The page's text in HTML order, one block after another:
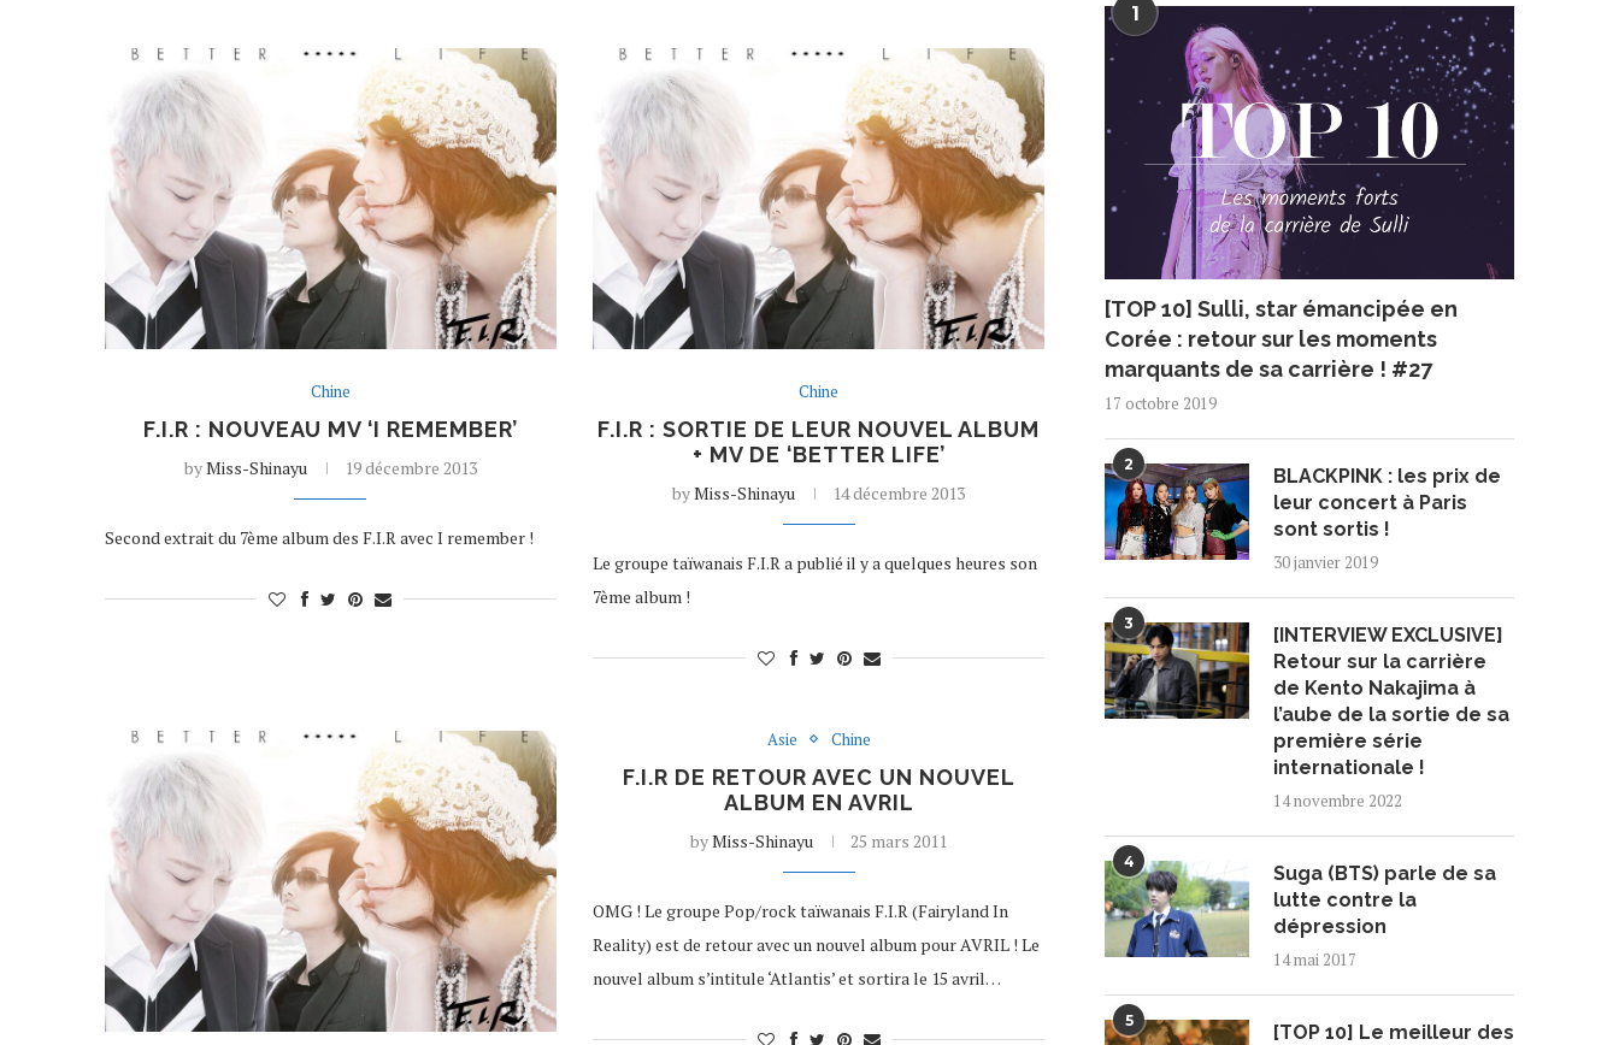
Chine
F.I.R : NOUVEAU MV ‘I REMEMBER’
byMiss-Shinayu 19 décembre 2013
Second extrait du 7ème album des F.I.R avec I remember !
Chine
F.I.R : SORTIE DE LEUR NOUVEL ALBUM
+ MV DE ‘BETTER LIFE’
byMiss-Shinayu 14 décembre 2013
Le groupe taïwanais F.I.R a publié il y a quelques heures son
7ème album !
Asie Chine
F.I.R DE RETOUR AVEC UN NOUVEL
ALBUM EN AVRIL
byMiss-Shinayu 25 mars 2011
OMG ! Le groupe Pop/rock taïwanais F.I.R (Fairyland In
Reality) est de retour avec un nouvel album pour AVRIL ! Le
nouvel album s’intitule ‘Atlantis’ et sortira le 15 avril…
1
[TOP 10] Sulli, star émancipée en
Corée : retour sur les moments
marquants de sa carrière ! #27
17 octobre 2019
2
BLACKPINK : les prix de
leur concert à Paris
sont sortis !
30 janvier 2019
3
[INTERVIEW EXCLUSIVE]
Retour sur la carrière
de Kento Nakajima à
l’aube de la sortie de sa
première série
internationale !
14 novembre 2022
4
Suga (BTS) parle de sa
lutte contre la
dépression
14 mai 2017
5
[TOP 10] Le meilleur des